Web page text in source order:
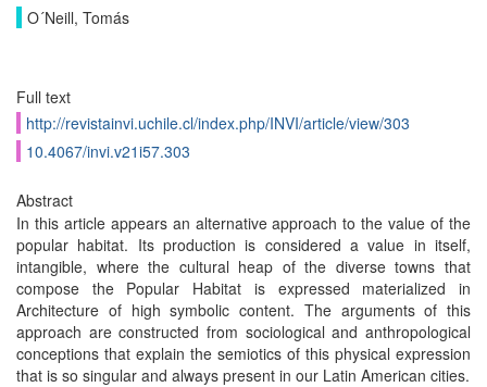
O´Neill, Tomás
Full text
http://revistainvi.uchile.cl/index.php/INVI/article/view/303
10.4067/invi.v21i57.303
Abstract
In this article appears an alternative approach to the value of the
popular habitat. Its production is considered a value in itself,
intangible, where the cultural heap of the diverse towns that
compose the Popular Habitat is expressed materialized in
Architecture of high symbolic content. The arguments of this
approach are constructed from sociological and anthropological
conceptions that explain the semiotics of this physical expression
that is so singular and always present in our Latin American cities.